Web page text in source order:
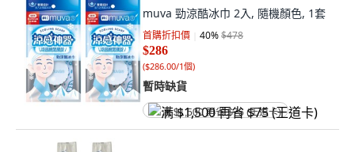
muva 勁涼酷冰巾 2入, 隨機顏色, 1套
首購折扣價 40%$478
$286
($286.00/1個)
暫時缺貨
满 $1,500 再省 $75 (王道卡)